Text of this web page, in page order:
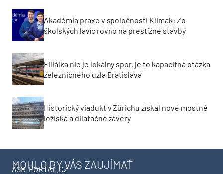
Akadémia praxe v spoločnosti Klimak: Zo
školských lavíc rovno na prestížne stavby
Filiálka nie je lokálny spor, je to kapacitná otázka
železničného uzla Bratislava
Historický viadukt v Zürichu získal nové mostné
ložiská a dilatačné závery
MOHLO BY VÁS ZAUJÍMAŤ
ASB-PORTAL.CZ